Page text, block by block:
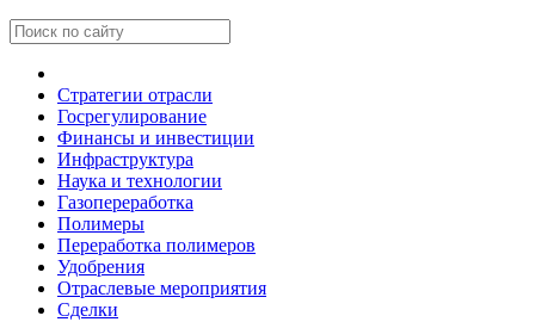
Стратегии отрасли
Госрегулирование
Финансы и инвестиции
Инфраструктура
Наука и технологии
Газопереработка
Полимеры
Переработка полимеров
Удобрения
Отраслевые мероприятия
Сделки